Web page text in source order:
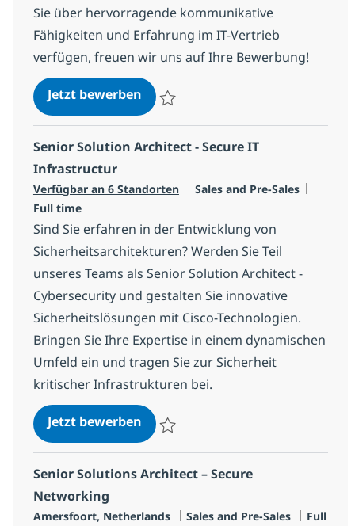
Sie über hervorragende kommunikative
Fähigkeiten und Erfahrung im IT-Vertrieb
verfügen, freuen wir uns auf Ihre Bewerbung!
Jetzt bewerbenSenior Inside Sales Client
Senior Solution Architect - Secure IT
Infrastructur
Verfügbar an 6 Standorten Kategorie
Sales and Pre-Sales
Full time
Sind Sie erfahren in der Entwicklung von
Sicherheitsarchitekturen? Werden Sie Teil
unseres Teams als Senior Solution Architect -
Cybersecurity und gestalten Sie innovative
Sicherheitslösungen mit Cisco-Technologien.
Bringen Sie Ihre Expertise in einem dynamischen
Umfeld ein und tragen Sie zur Sicherheit
kritischer Infrastrukturen bei.
Jetzt bewerbenSenior Solution Architect -
Senior Solutions Architect – Secure
Networking
Standort
Amersfoort, Netherlands Kategorie
Sales and Pre-Sales Jobtyp
Full